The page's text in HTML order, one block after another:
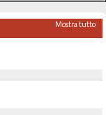
Mostra tutto